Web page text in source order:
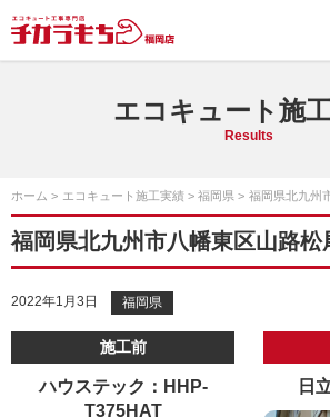
エコキュート施
Results
ホーム エコキュート施工実績 福岡県 福岡県北九州
福岡県北九州市八幡東区山路松
2022年1月3日 福岡県
施工前
ハウステック：HHP-
T375HAT
日